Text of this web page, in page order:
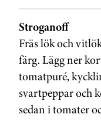
Stroganoff
Fräs lök och
färg. Lägg ner
tomatpuré,
svartpeppar och
sedan i tomater